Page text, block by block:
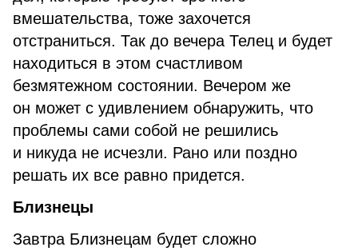
вмешательства, тоже захочется
отстраниться. Так до вечера Телец и будет
находиться в этом счастливом
безмятежном состоянии. Вечером же
он может с удивлением обнаружить, что
проблемы сами собой не решились
и никуда не исчезли. Рано или поздно
решать их все равно придется.
Близнецы
Завтра Близнецам будет сложно